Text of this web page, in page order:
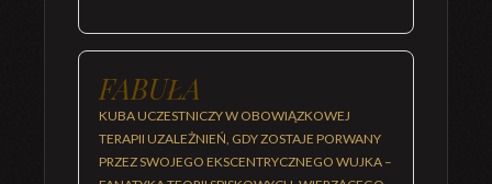
FABUŁA
KUBA UCZESTNICZY W OBOWIĄZKOWEJ
TERAPII UZALEŻNIEŃ, GDY ZOSTAJE PORWANY
PRZEZ SWOJEGO EKSCENTRYCZNEGO WUJKA –